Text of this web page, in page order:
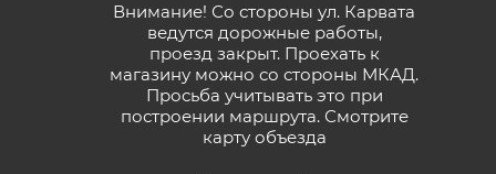
Внимание! Со стороны ул. Карвата
ведутся дорожные работы,
проезд закрыт. Проехать к
магазину можно со стороны МКАД.
Просьба учитывать это при
построении маршрута. Смотрите
карту объезда